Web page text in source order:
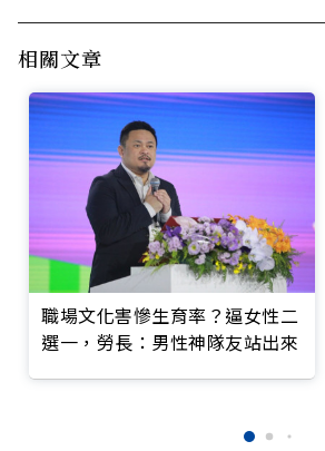
相關文章
職場文化害慘生育率？逼女性二
選一，勞長：男性神隊友站出來